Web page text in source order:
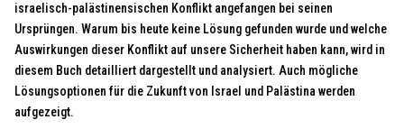
israelisch-palästinensischen Konflikt angefangen bei seinen
Ursprüngen. Warum bis heute keine Lösung gefunden wurde und welche
Auswirkungen dieser Konflikt auf unsere Sicherheit haben kann, wird in
diesem Buch detailliert dargestellt und analysiert. Auch mögliche
Lösungsoptionen für die Zukunft von Israel und Palästina werden
aufgezeigt.